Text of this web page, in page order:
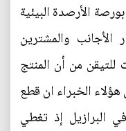
الأرصدة البيئية
الأجانب والمشترين
للتيقن من أن المنتج
هؤلاء الخبراء ان قطع
البرازيل إذ تغطي